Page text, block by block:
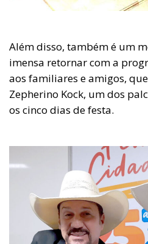
Além disso, também é um
imensa retornar com a
aos familiares e amigos,
Zepherino Kock, um dos
os cinco dias de festa.